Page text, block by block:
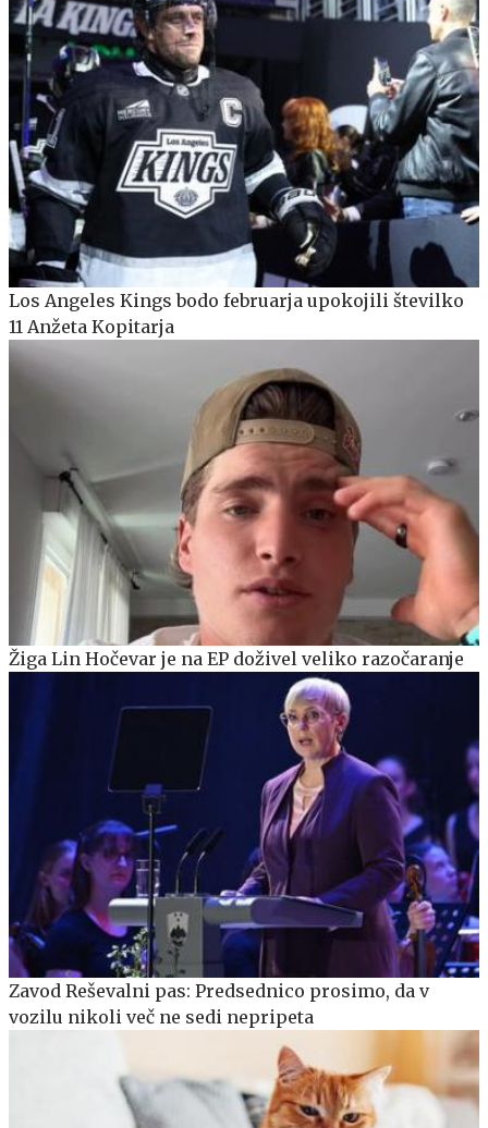
Los Angeles Kings bodo februarja upokojili številko
11 Anžeta Kopitarja
Žiga Lin Hočevar je na EP doživel veliko razočaranje
Zavod Reševalni pas: Predsednico prosimo, da v
vozilu nikoli več ne sedi nepripeta